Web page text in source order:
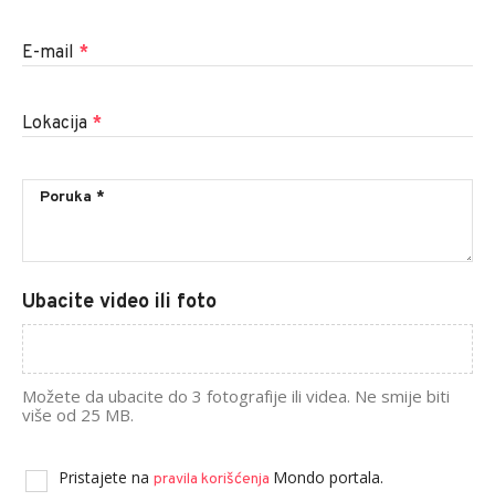
E-mail *
Lokacija *
Ubacite video ili foto
Možete da ubacite do 3 fotografije ili videa. Ne smije biti
više od 25 MB.
Pristajete na pravila korišćenja Mondo portala.